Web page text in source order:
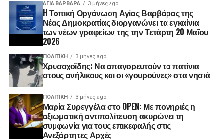
ΑΓΙΑ ΒΑΡΒΑΡΑ 3 μήνες ago
H Τοπική Οργάνωση Αγίας Βαρβάρας της
Νέας Δημοκρατίας διοργανώνει τα εγκαίνια
των νέων γραφείων της την Τετάρτη 20 Μαΐου
2026
ΠΟΛΙΤΙΚΉ 3 μήνες ago
Χρυσοχοΐδης: Να απαγορευτούν τα πατίνια
στους ανήλικους και οι «γουρούνες» στα νησιά
ΠΟΛΙΤΙΚΉ 3 μήνες ago
Μαρία Συρεγγέλα στο OPEN: Με πονηριές η
αξιωματική αντιπολίτευση ακυρώνει τη
συμφωνία για τους επικεφαλής στις
Ανεξάρτητες Αρχές